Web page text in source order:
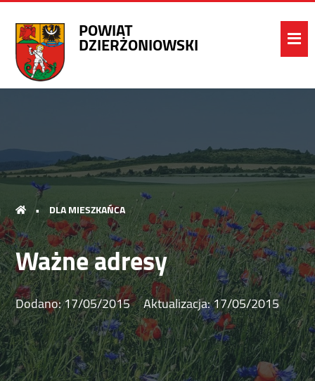
POWIAT
DZIERŻONIOWSKI
• DLA MIESZKAŃCA
Ważne adresy
Dodano:17/05/2015 Aktualizacja:17/05/2015